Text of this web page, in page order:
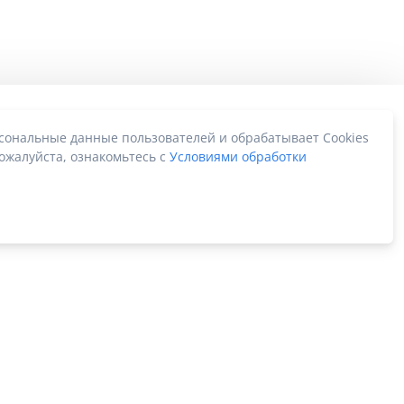
данные пользователей и обрабатывает Cookies
ознакомьтесь с Условиями обработки